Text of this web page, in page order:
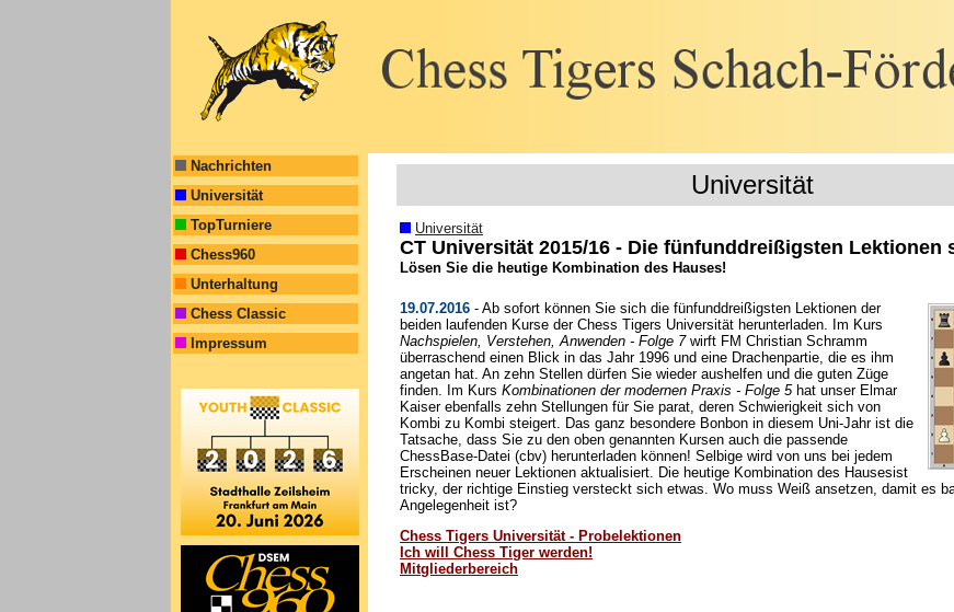
Nachrichten
Universität
TopTurniere
Chess960
Unterhaltung
Chess Classic
Impressum
Universität
Universität
CT Universität 2015/16 - Die fünfunddreißigsten Lektionen
Lösen Sie die heutige Kombination des Hauses!
19.07.2016 - Ab sofort können Sie sich die fünfunddreißigsten Lektionen der
beiden laufenden Kurse der Chess Tigers Universität herunterladen. Im Kurs
Nachspielen, Verstehen, Anwenden - Folge 7wirft FM Christian Schramm
überraschend einen Blick in das Jahr 1996 und eine Drachenpartie, die es ihm
angetan hat. An zehn Stellen dürfen Sie wieder aushelfen und die guten Züge
finden. Im Kurs Kombinationen der modernen Praxis - Folge 5hat unser Elmar
Kaiser ebenfalls zehn Stellungen für Sie parat, deren Schwierigkeit sich von
Kombi zu Kombi steigert. Das ganz besondere Bonbon in diesem Uni-Jahr ist die
Tatsache, dass Sie zu den oben genannten Kursen auch die passende
ChessBase-Datei (cbv) herunterladen können! Selbige wird von uns bei jedem
Erscheinen neuer Lektionen aktualisiert. Die heutige Kombination des Hausesist
tricky, der richtige Einstieg versteckt sich etwas. Wo muss Weiß ansetzen, damit es
Angelegenheit ist?
Chess Tigers Universität - Probelektionen
Ich will Chess Tiger werden!
Mitgliederbereich